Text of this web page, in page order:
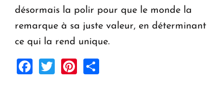
désormais la polir pour que le monde la
remarque à sa juste valeur, en déterminant
ce qui la rend unique.
Facebook
TwitterPinterest